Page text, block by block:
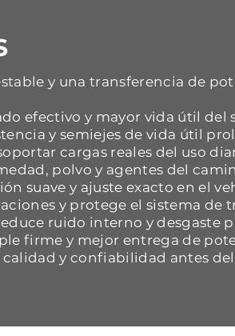
y una transferencia de
efectivo y mayor vida útil del
y semiejes de vida útil
cargas reales del uso
polvo y agentes del
suave y ajuste exacto en el
y protege el sistema de
ruido interno y desgaste
firme y mejor entrega de
calidad y confiabilidad antes